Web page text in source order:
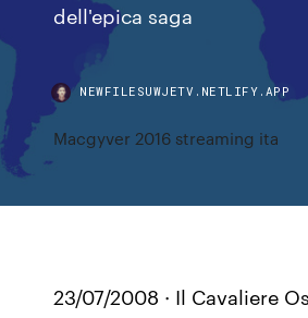
dell'epica saga
NEWFILESUWJETV.NETLIFY.APP
Macgyver 2016 streaming ita
23/07/2008 · Il Cavaliere